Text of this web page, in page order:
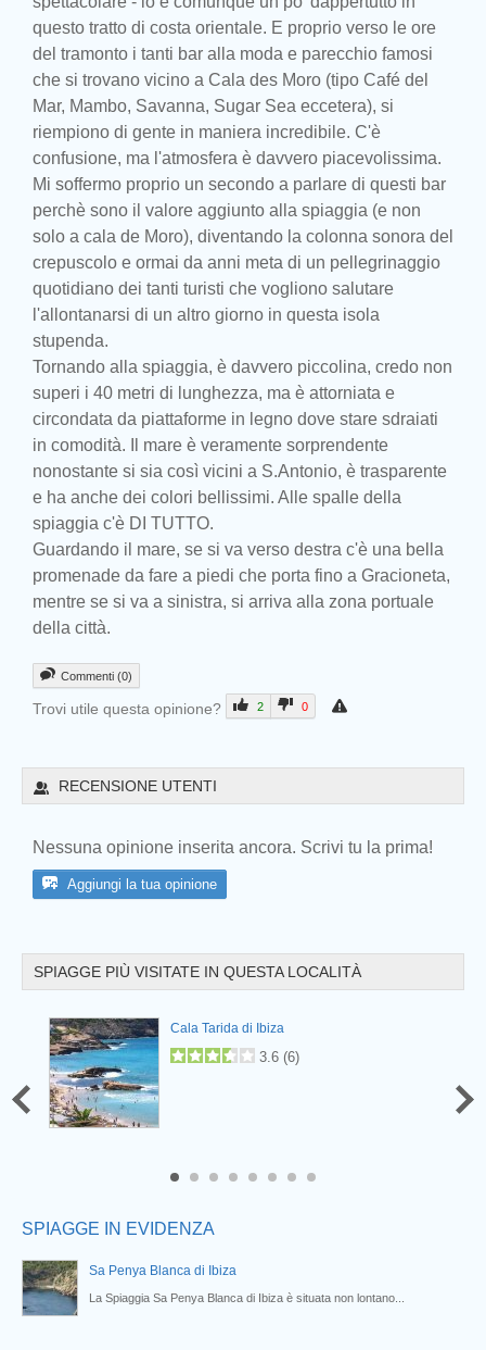
questo tratto di costa orientale. E proprio verso le ore
del tramonto i tanti bar alla moda e parecchio famosi
che si trovano vicino a Cala des Moro (tipo Café del
Mar, Mambo, Savanna, Sugar Sea eccetera), si
riempiono di gente in maniera incredibile. C'è
confusione, ma l'atmosfera è davvero piacevolissima.
Mi soffermo proprio un secondo a parlare di questi bar
perchè sono il valore aggiunto alla spiaggia (e non
solo a cala de Moro), diventando la colonna sonora del
crepuscolo e ormai da anni meta di un pellegrinaggio
quotidiano dei tanti turisti che vogliono salutare
l'allontanarsi di un altro giorno in questa isola
stupenda.
Tornando alla spiaggia, è davvero piccolina, credo non
superi i 40 metri di lunghezza, ma è attorniata e
circondata da piattaforme in legno dove stare sdraiati
in comodità. Il mare è veramente sorprendente
nonostante si sia così vicini a S.Antonio, è trasparente
e ha anche dei colori bellissimi. Alle spalle della
spiaggia c'è DI TUTTO.
Guardando il mare, se si va verso destra c'è una bella
promenade da fare a piedi che porta fino a Gracioneta,
mentre se si va a sinistra, si arriva alla zona portuale
della città.
Commenti (0)
Trovi utile questa opinione? 2 0
RECENSIONE UTENTI
Nessuna opinione inserita ancora. Scrivi tu la prima!
Aggiungi la tua opinione
SPIAGGE PIÙ VISITATE IN QUESTA LOCALITÀ
Cala Tarida di Ibiza
3.6 (6)
SPIAGGE IN EVIDENZA
Sa Penya Blanca di Ibiza
La Spiaggia Sa Penya Blanca di Ibiza è situata non lontano...
Prev